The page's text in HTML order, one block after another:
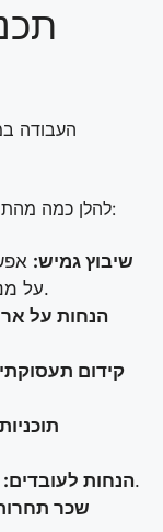
העבודה
להלן כמה מהתועלות וההטבות הזמינים לעובדי מקדונלד’ס:
שיבוץ גמיש:
על מנת להתאים את הצרכים האישיים.
הנחות על
קידום
הנחות לעובדים:הנחות על מגוון מוצרים ושירותים.
שכר